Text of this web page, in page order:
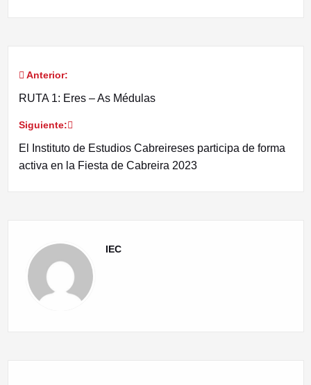
Navegación
entradas
Anterior:
RUTA 1: Eres – As Médulas
Siguiente:
El Instituto de Estudios Cabreireses participa de forma
activa en la Fiesta de Cabreira 2023
IEC